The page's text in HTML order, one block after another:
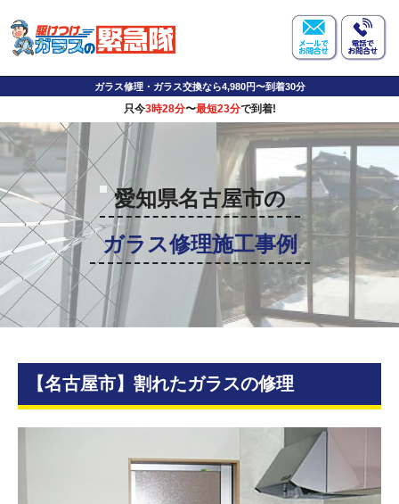
ガラス修理・ガラス交換なら4,980円〜到着30分
只今3時28分〜最短23分で到着!
愛知県名古屋市の
ガラス修理施工事例
【名古屋市】割れたガラスの修理